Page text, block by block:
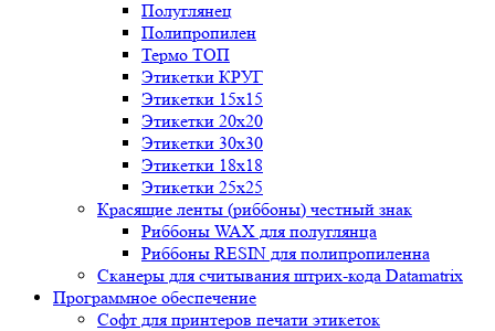
Полуглянец
Полипропилен
Термо ТОП
Этикетки КРУГ
Этикетки 15х15
Этикетки 20х20
Этикетки 30х30
Этикетки 18х18
Этикетки 25х25
Красящие ленты (риббоны) честный знак
Риббоны WAX для полуглянца
Риббоны RESIN для полипропиленна
Сканеры для считывания штрих-кода Datamatrix
Программное обеспечение
Софт для принтеров печати этикеток